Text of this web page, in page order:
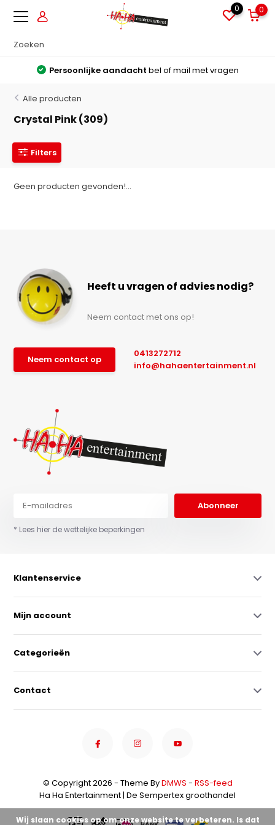
0 0
Persoonlijke aandacht bel of mail met vragen
Alle producten
Crystal Pink (309)
Filters
Geen producten gevonden!...
Heeft u vragen of advies nodig?
Neem contact met ons op!
Neem contact op
0413272712
info@hahaentertainment.nl
Abonneer
* Lees hier de wettelijke beperkingen
Klantenservice
Mijn account
Categorieën
Contact
© Copyright 2026 - Theme ByDMWS - RSS-feed
Ha Ha Entertainment | De Sempertex groothandel
Wij slaan cookies op om onze website te verbeteren. Is dat